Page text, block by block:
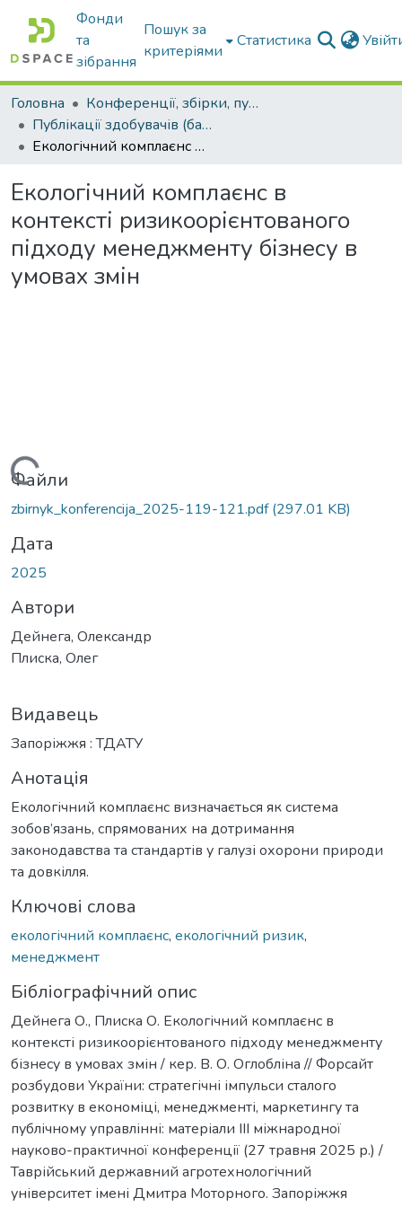
Фонди
та
зібрання
Пошук за
критеріями
Статистика
Головна
Конференції, збірки, публікації молодих вчених і здобувачів : магістрів, бакалаврів, аспірантів.
Публікації здобувачів (бакалаврів. магістрів, аспірантів)
Екологічний комплаєнс в контексті ризикоорієнтованого підходу менеджменту бізнесу в умовах змін
Екологічний комплаєнс в
контексті ризикоорієнтованого
підходу менеджменту бізнесу в
умовах змін
Вантажиться...
Файли
zbirnyk_konferencija_2025-119-121.pdf(297.01 KB)
Дата
2025
Автори
Дейнега, Олександр
Плиска, Олег
Видавець
Запоріжжя : ТДАТУ
Анотація
Екологічний комплаєнс визначається як система
зобов’язань, спрямованих на дотримання
законодавства та стандартів у галузі охорони природи
та довкілля.
Ключові слова
екологічний комплаєнс, екологічний ризик,
менеджмент
Бібліографічний опис
Дейнега О., Плиска О. Екологічний комплаєнс в
контексті ризикоорієнтованого підходу менеджменту
бізнесу в умовах змін / кер. В. О. Оглобліна // Форсайт
розбудови України: стратегічні імпульси сталого
розвитку в економіці, менеджменті, маркетингу та
публічному управлінні: матеріали ІІІ міжнародної
науково-практичної конференції (27 травня 2025 р.) /
Таврійський державний агротехнологічний
університет імені Дмитра Моторного. Запоріжжя